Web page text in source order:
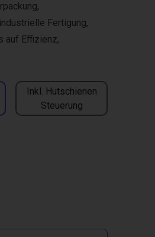
Inkl. Hutschienen
Steuerung
Fertigung,
auf Effizienz,